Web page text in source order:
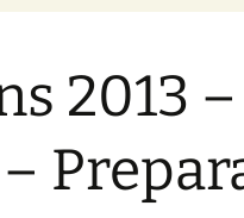
organisateurs
Les associations
partenaires
Devenez bénévole !
2013 –